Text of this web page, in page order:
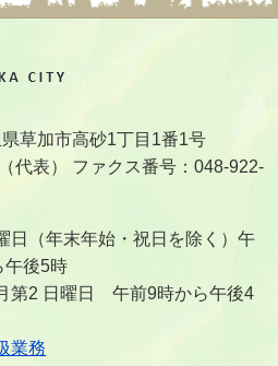
草加市高砂1丁目1番1号
代表） ファクス番号：048-922-
日（年末年始・祝日を除く）午
午後5時
第2 日曜日 午前9時から午後4
業務